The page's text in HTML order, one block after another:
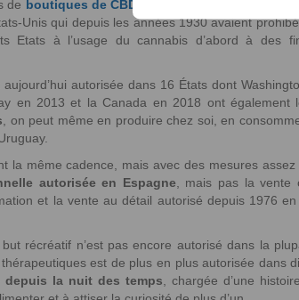
de boutiques de CBD en France
Unis qui depuis les années 1930 avaient
Etats à l’usage du cannabis d’abord à des
autorisée dans 16 États dont
en 2013 et la Canada en 2018 ont également
, on peut même en produire chez soi, en
la même cadence, mais avec des mesures
autorisée en Espagne , mais pas la
et la vente au détail autorisé depuis 1976
récréatif n’est pas encore autorisé dans la
est de plus en plus autorisée dans
depuis la nuit des temps , chargée d’une